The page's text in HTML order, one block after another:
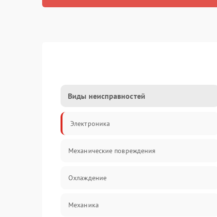
Виды неисправностей
Электроника
Механические повреждения
Охлаждение
Механика